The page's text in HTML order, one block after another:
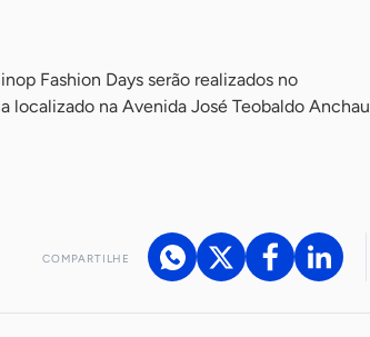
Fashion Days serão realizados no
na Avenida José Teobaldo
COMPARTILHE